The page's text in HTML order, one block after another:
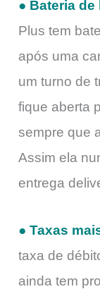
● Bateria
Plus tem
após uma
um turno de
fique aberta
sempre que
Assim ela
entrega
● Taxas
taxa de
ainda tem